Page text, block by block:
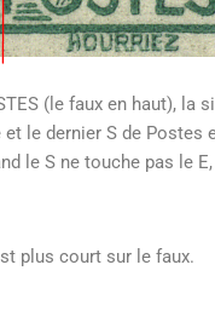
(le faux en haut), la
le dernier S de Postes
le S ne touche pas le
plus court sur le faux.